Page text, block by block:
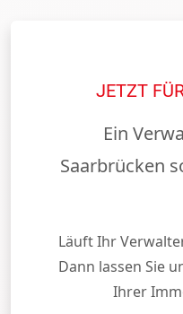
JETZT
Ein
Saarbrücken
Läuft Ihr
Dann lassen Sie
Ihrer